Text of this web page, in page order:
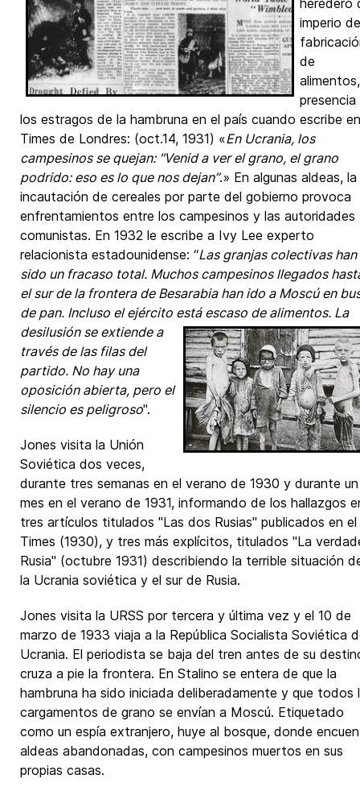
heredero
imperio de
de
presencia
los estragos de la hambruna en el país cuando escribe
Times de Londres: (oct.14, 1931) «En Ucrania, los
campesinos se quejan: "Venid a ver el grano, el grano
podrido: eso es lo que nos dejan”.» En algunas aldeas, la
incautación de cereales por parte del gobierno provoca
enfrentamientos entre los campesinos y las autoridades
comunistas. En 1932 le escribe a Ivy Lee experto
relacionista estadounidense: “Las granjas colectivas han
sido un fracaso total. Muchos campesinos llegados
el sur de la frontera de Besarabia han ido a Moscú en
de pan. Incluso el ejército está escaso de alimentos. La
desilusión se extiende a
través de las filas del
partido. No hay una
oposición abierta, pero el
silencio es peligroso".
Jones visita la Unión
Soviética dos veces,
durante tres semanas en el verano de 1930 y durante un
mes en el verano de 1931, informando de los hallazgos
tres artículos titulados "Las dos Rusias" publicados en el
Times (1930), y tres más explícitos, titulados "La
Rusia" (octubre 1931) describiendo la terrible situación
la Ucrania soviética y el sur de Rusia.
Jones visita la URSS por tercera y última vez y el 10 de
marzo de 1933 viaja a la República Socialista Soviética
Ucrania. El periodista se baja del tren antes de su
cruza a pie la frontera. En Stalino se entera de que la
hambruna ha sido iniciada deliberadamente y que todos
cargamentos de grano se envían a Moscú. Etiquetado
como un espía extranjero, huye al bosque, donde
aldeas abandonadas, con campesinos muertos en sus
propias casas.